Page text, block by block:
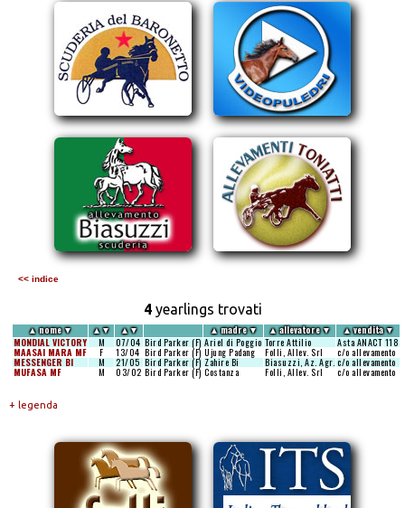
<< indice
4yearlings trovati
▲nome▼ ▲▼ ▲▼ ▲madre▼ ▲allevatore▼ ▲vendita▼
MONDIAL VICTORY M 07/04 Bird Parker (F) Ariel di Poggio Torre Attilio Asta ANACT 118
MAASAI MARA MF F 13/04 Bird Parker (F) Ujung Padang Folli, Allev. Srl c/o allevamento
MESSENGER BI M 21/05 Bird Parker (F) Zahire Bi Biasuzzi, Az. Agr. c/o allevamento
MUFASA MF M 03/02 Bird Parker (F) Costanza Folli, Allev. Srl c/o allevamento
+ legenda